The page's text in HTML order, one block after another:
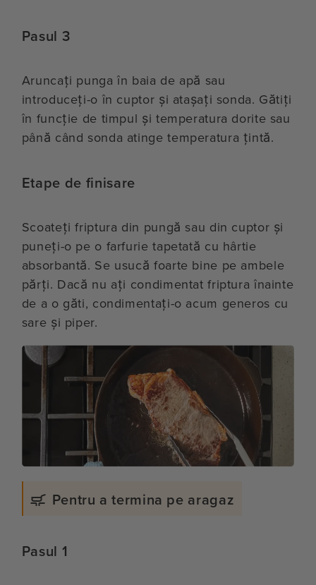
Pasul 3
Aruncați punga în baia de apă sau
introduceți-o în cuptor și atașați sonda. Gătiți
în funcție de timpul și temperatura dorite sau
până când sonda atinge temperatura țintă.
Etape de finisare
Scoateți friptura din pungă sau din cuptor și
puneți-o pe o farfurie tapetată cu hârtie
absorbantă. Se usucă foarte bine pe ambele
părți. Dacă nu ați condimentat friptura înainte
de a o găti, condimentați-o acum generos cu
sare și piper.
Pentru a termina pe aragaz
Pasul 1